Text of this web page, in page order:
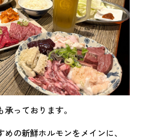
っております。
の新鮮ホルモンをメインに、